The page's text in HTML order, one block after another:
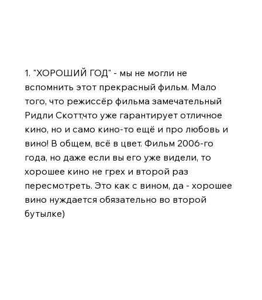
1. "ХОРОШИЙ ГОД" - мы не могли не
вспомнить этот прекрасный фильм. Мало
того, что режиссёр фильма замечательный
Ридли Скотт,что уже гарантирует отличное
кино, но и само кино-то ещё и про любовь и
вино! В общем, всё в цвет. Фильм 2006-го
года, но даже если вы его уже видели, то
хорошее кино не грех и второй раз
пересмотреть. Это как с вином, да - хорошее
вино нуждается обязательно во второй
бутылке)